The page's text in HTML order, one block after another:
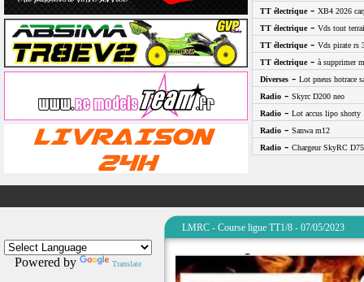
TT électrique- XB4 2026
TT électrique- Vds tout
TT électrique- Vds pirate rs
TT électrique- à supprimer
Diverses - Lot pneus hotrace
Radio - Skyrc D200 neo
Radio - Lot accus lipo shorty
Radio - Sanwa m12
Radio - Chargeur SkyRC
Powered by Translate
LMRC - Course ligue TT1/8 - 07/05/2023